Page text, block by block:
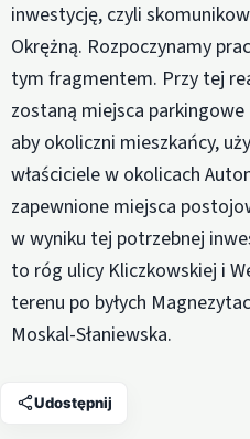
inwestycję, czyli
Okrężną. Rozpoczynamy
tym fragmentem. Przy tej
zostaną miejsca
aby okoliczni mieszkańcy,
właściciele w okolicach
zapewnione miejsca
w wyniku tej potrzebnej
to róg ulicy Kliczkowskiej i
terenu po byłych
Moskal-Słaniewska.
Udostępnij